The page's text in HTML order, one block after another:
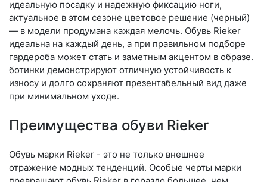
идеальную посадку и надежную фиксацию ноги,
актуальное в этом сезоне цветовое решение (черный)
— в модели продумана каждая мелочь. Обувь Rieker
идеальна на каждый день, а при правильном подборе
гардероба может стать и заметным акцентом в образе.
ботинки демонстрируют отличную устойчивость к
износу и долго сохраняют презентабельный вид даже
при минимальном уходе.
Преимущества обуви Rieker
Обувь марки Rieker - это не только внешнее
отражение модных тенденций. Особые черты марки